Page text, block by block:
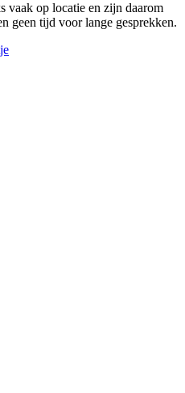
vaak op locatie en zijn daarom
geen tijd voor lange gesprekken.